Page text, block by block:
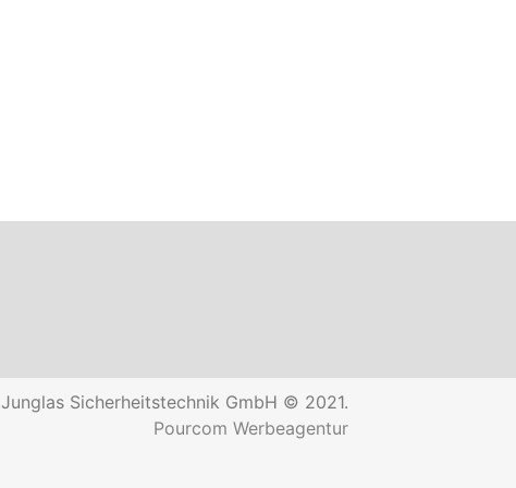
Junglas Sicherheitstechnik GmbH © 2021.
Pourcom Werbeagentur